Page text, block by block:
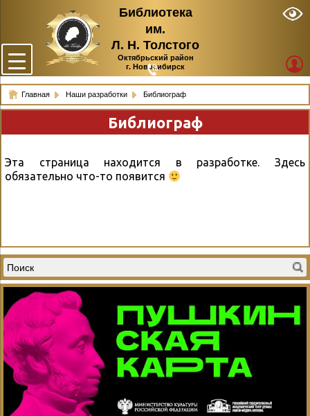
Библиотека
им.
Л. Н. Толстого
Октябрьский район
г. Новосибирск
Главная Наши разработки Библиограф
Библиограф
Эта страница находится в разработке. Здесь
обязательно что-то появится